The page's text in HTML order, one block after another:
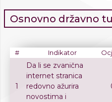
Osnovno državno
# Indikator
1
Da li se zvanična
internet stranica
redovno ažurira
novostima i